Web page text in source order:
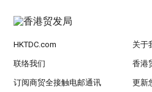
HKTDC.com 关于
联络我们 香港
订阅商贸全接触电邮通讯 更新